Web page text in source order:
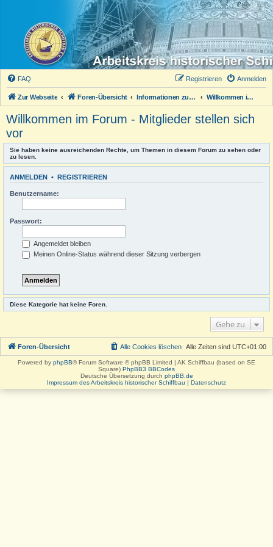
FAQ Anmelden
Registrieren
Zur Webseite Foren-Übersicht Informationen zum Forum Willkommen im Forum - Mitglieder stellen sich vor
Willkommen im Forum - Mitglieder stellen sich
vor
Sie haben keine ausreichenden Rechte, um Themen in diesem Forum zu sehen oder
zu lesen.
ANMELDEN • REGISTRIEREN
Benutzername:
Passwort:
Angemeldet bleiben
Meinen Online-Status während dieser Sitzung verbergen
Diese Kategorie hat keine Foren.
Gehe zu
Foren-Übersicht Alle Zeiten sind UTC+01:00
Alle Cookies löschen
Powered by phpBB® Forum Software © phpBB Limited | AK Schiffbau (based on SE
Square) PhpBB3 BBCodes
Deutsche Übersetzung durch phpBB.de
Impressum des Arbeitskreis historischer Schiffbau | Datenschutz